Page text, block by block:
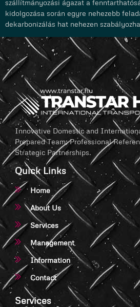
szállítmányozási ágazat a
kidolgozása során egyre nehezebb
dekarbonizálás hat nehezen
Innovative Domestic and
Prepared Team, Professional
Strategic Partnerships.
Quick Links
Home
About Us
Services
Management
Information
Contact
Services